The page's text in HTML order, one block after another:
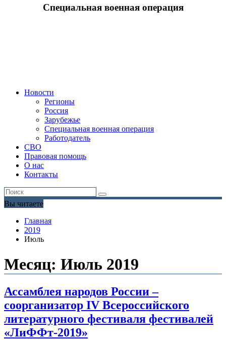
Специальная военная операция
Новости
Регионы
Россия
Зарубежье
Специальная военная операция
Работодатель
СВО
Правовая помощь
О нас
Контакты
Вы читаете
Главная
2019
Июль
Месяц: Июль 2019
Ассамблея народов России –
соорганизатор IV Всероссийского
литературного фестиваля фестивалей
«ЛиФФт-2019»